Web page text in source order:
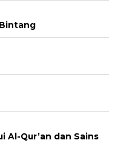
Al-Qur’an dan Sains